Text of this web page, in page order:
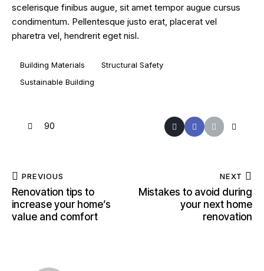
scelerisque finibus augue, sit amet tempor augue cursus
condimentum. Pellentesque justo erat, placerat vel
pharetra vel, hendrerit eget nisl.
Building Materials
Structural Safety
Sustainable Building
90
PREVIOUS
Renovation tips to
increase your home’s
value and comfort
NEXT
Mistakes to avoid during
your next home
renovation